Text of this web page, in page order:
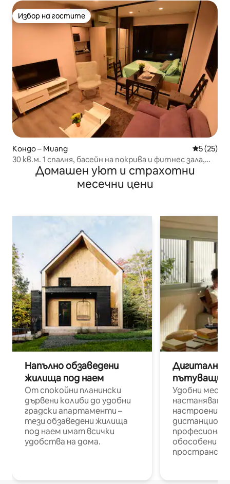
Избор на гостите
Избор на гостите
Кондо – Muang Средна
5 (25)
30 кв.м. 1 спалня, басейн на покрива и фитнес зала,
апартамент край реката
Домашен уют и страхотни
месечни цени
Напълно обзаведени
жилища под наем
От спокойни планински
дървени колиби до удобни
градски апартаменти –
тези обзаведени жилища
под наем имат всички
удобства на дома.
Дигитални
пътуващи
Удобни
настаняване
настроени и
обособени